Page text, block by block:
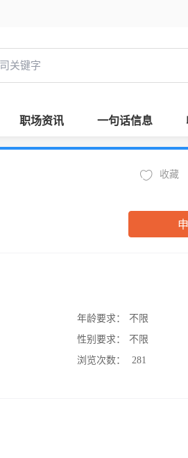
职场资讯 一句话信息
收藏
年龄要求：
不限
性别要求：
不限
浏览次数：
281